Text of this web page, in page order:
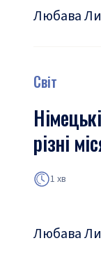
Любава
Світ
різні
1 хв
Любава